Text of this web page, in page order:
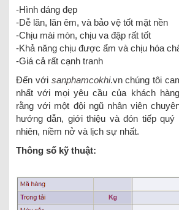
-Hình dáng đẹp
-Dễ lăn, lăn êm, và bảo vệ tốt mặt nền
-Chịu mài mòn, chịu va đập rất tốt
-Khả năng chịu được ẩm và chịu hóa
-Giá cả rất cạnh tranh
Đến với sanphamcokhi.vn chúng tôi
nhất với mọi yêu cầu của khách
rằng với một đội ngũ nhân viên
hướng dẫn, giới thiệu và đón tiếp
nhiên, niềm nở và lịch sự nhất.
Thông số kỹ thuật: